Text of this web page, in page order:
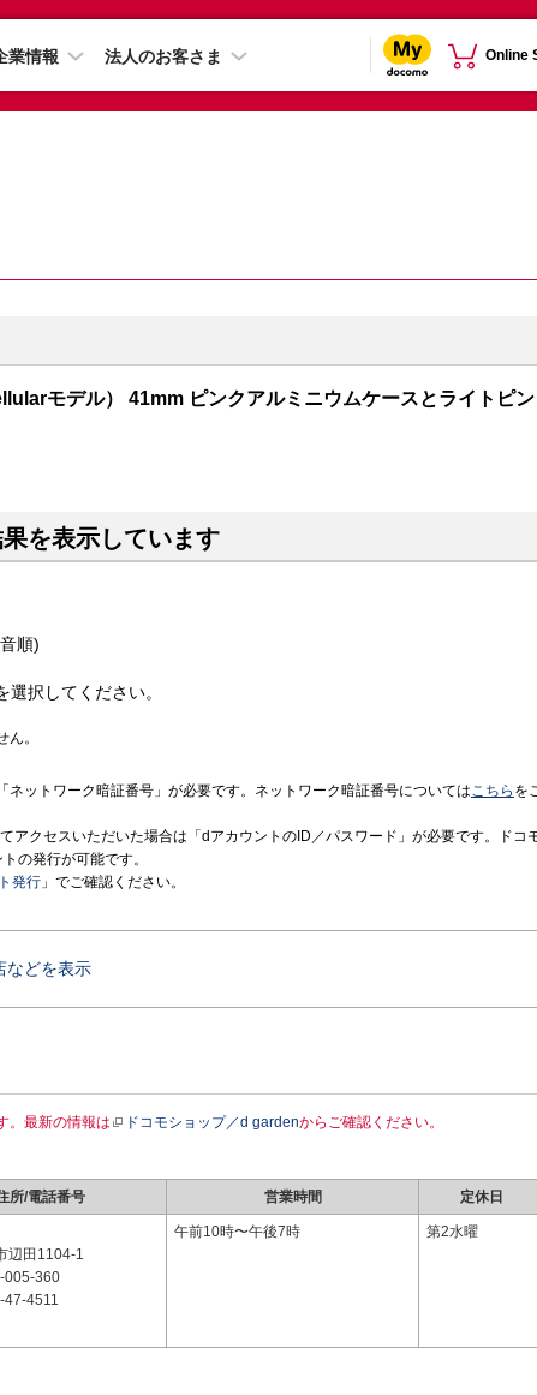
業情報 法人のお客さま Online
モデル） 41mm ピンクアルミニウムケースとライトピン
を表示しています
順)
択してください。
。
ネットワーク暗証番号」が必要です。ネットワーク暗証番号についてはこちら を
アクセスいただいた場合は「dアカウントのID／パスワード」が必要です。ドコ
の発行が可能です。
発行 」でご確認ください。
などを表示
。最新の情報は ドコモショップ／d gardenからご確認ください。
所/電話番号 営業時間 定休日
辺田1104-1
005-360
47-4511
午前10時〜午後7時 第2水曜